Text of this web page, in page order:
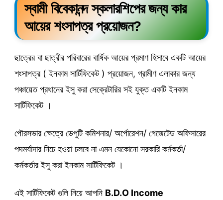
স্বামী বিবেকানন্দ স্কলারশিপের জন্য কার
আয়ের শংসাপত্র প্রয়োজন?
ছাত্রের বা ছাত্রীর পরিবারের বার্ষিক আয়ের প্রমাণ হিসাবে একটি আয়ের
শংসাপত্র ( ইনকাম সার্টিফিকেট ) প্রয়োজন, গ্রামীণ এলাকার জন্য
পঞ্চায়েত প্রধানের ইসু করা সেক্রেটারির সই যুক্ত একটি ইনকাম
সার্টিফিকেট ।
পৌরসভার ক্ষেত্রে ডেপুটি কমিশনার/ অর্পোরেশন/ গেজেটেড অফিসারের
পদমর্যাদার নিচে হওয়া চলবে না এমন যেকোনো সরকারি কর্মকর্তা/
কর্মকর্তার ইসু করা ইনকাম সার্টিফিকেট ।
এই সার্টিফিকেট গুলি নিয়ে আপনি B.D.O Income